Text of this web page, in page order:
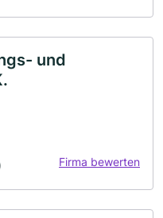
und
Firma bewerten